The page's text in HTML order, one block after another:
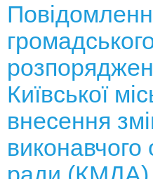
Київської
внесення
виконавчого